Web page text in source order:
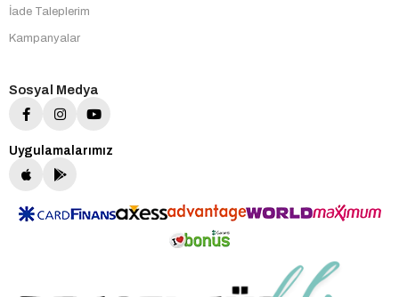
İade Taleplerim
Kampanyalar
Sosyal Medya
Uygulamalarımız